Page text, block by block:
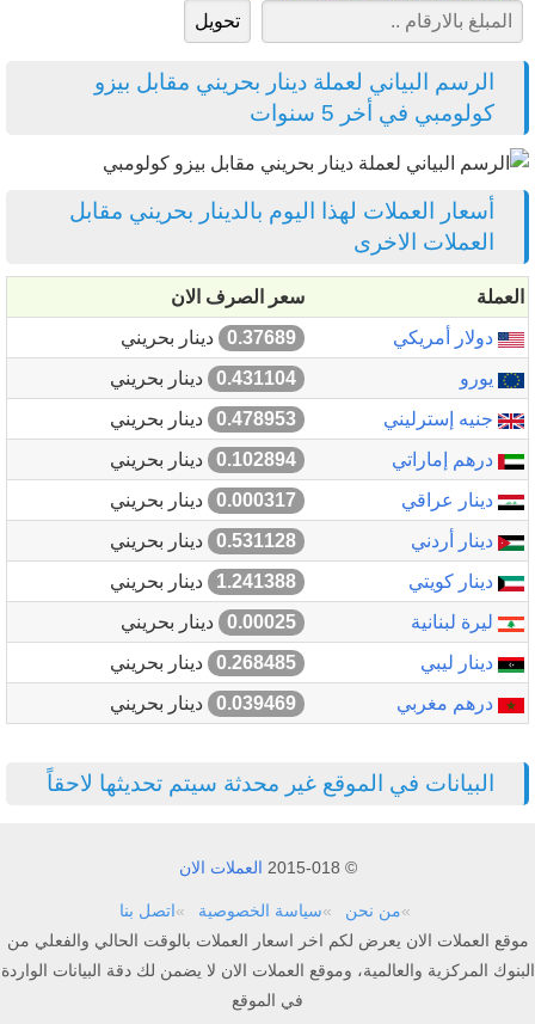
الرسم البياني لعملة دينار بحريني مقابل بيزو
كولومبي في أخر 5 سنوات
أسعار العملات لهذا اليوم بالدينار بحريني مقابل
العملات الاخرى
العملة
سعر الصرف الان
دولار أمريكي
0.37689
دينار بحريني
يورو
0.431104
دينار بحريني
جنيه إسترليني
0.478953
دينار بحريني
درهم إماراتي
0.102894
دينار بحريني
دينار عراقي
0.000317
دينار بحريني
دينار أردني
0.531128
دينار بحريني
دينار كويتي
1.241388
دينار بحريني
ليرة لبنانية
0.00025
دينار بحريني
دينار ليبي
0.268485
دينار بحريني
درهم مغربي
0.039469 دينار بحريني
البيانات في الموقع غير محدثة سيتم تحديثها لاحقاً
© 2015-018 العملات الان
من نحن سياسة الخصوصية
اتصل بنا
موقع العملات الان يعرض لكم اخر اسعار العملات بالوقت الحالي والفعلي من
البنوك المركزية والعالمية، وموقع العملات الان لا يضمن لك دقة البيانات الواردة
في الموقع